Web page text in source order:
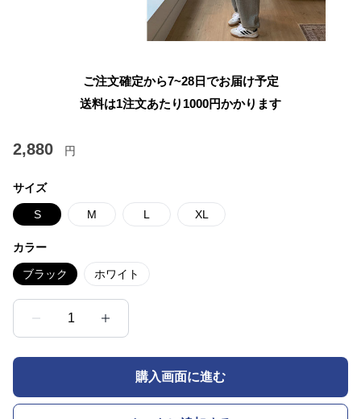
ご注文確定から7~28日でお届け予定
送料は1注文あたり 1000円かかります
2,880 円
サイズ
S M L XL
カラー
ブラック ホワイト
1
購入画面に進む